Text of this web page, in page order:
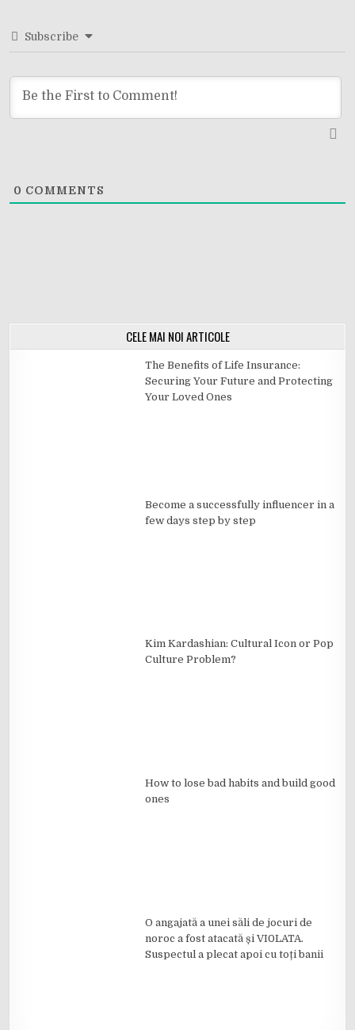
Subscribe
0 COMMENTS
CELE MAI NOI ARTICOLE
The Benefits of Life Insurance:
Securing Your Future and Protecting
Your Loved Ones
Become a successfully influencer in a
few days step by step
Kim Kardashian: Cultural Icon or Pop
Culture Problem?
How to lose bad habits and build good
ones
O angajată a unei săli de jocuri de
noroc a fost atacată și VI0LATA.
Suspectul a plecat apoi cu toți banii